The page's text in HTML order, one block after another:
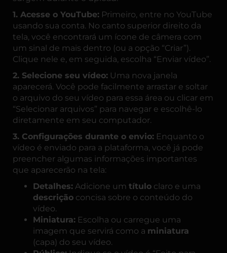
1. Acesse o YouTube: Primeiro, entre no YouTube
usando sua conta. No canto superior direito da
tela, você encontrará um ícone de câmera com
um sinal de mais dentro (ou a opção “Criar”).
Clique nele e, em seguida, escolha “Enviar vídeo”.
2. Selecione seu vídeo: Uma nova janela
aparecerá. Você pode facilmente arrastar e soltar
o arquivo do seu vídeo para essa área ou clicar em
“Selecionar arquivos” para navegar e escolhê-lo
diretamente em seu computador.
3. Configurações durante o envio: Enquanto o
vídeo é enviado para a plataforma, você já pode
preencher algumas informações importantes
que aparecerão na tela:
Detalhes: Adicione um título claro e uma
descrição concisa sobre o conteúdo do
vídeo.
Miniatura: Escolha ou carregue uma
imagem que servirá como a miniatura
(capa) do seu vídeo.